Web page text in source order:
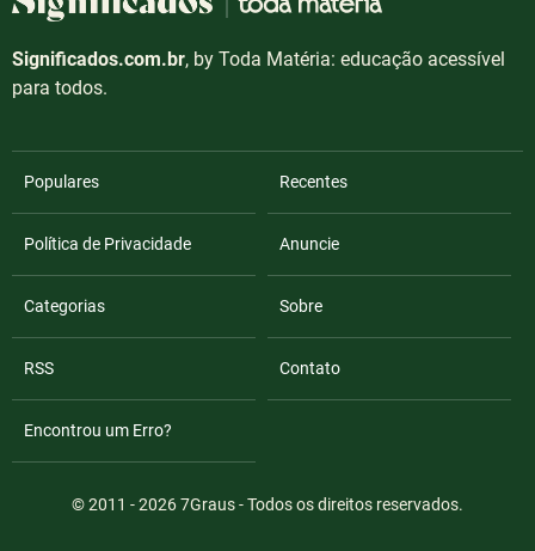
Significados.com.br, by Toda Matéria: educação acessível
para todos.
Populares Recentes
Política de Privacidade Anuncie
Categorias Sobre
RSS Contato
Encontrou um Erro?
© 2011 - 20267Graus- Todos os direitos reservados.